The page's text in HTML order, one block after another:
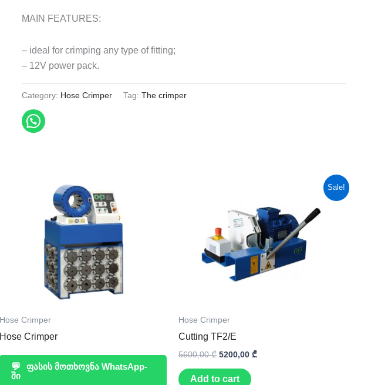
MAIN FEATURES:
– ideal for crimping any type of fitting;
– 12V power pack.
Category: Hose Crimper Tag: The crimper
Hose Crimper
Hose Crimper
💬
ფასის მოთხოვნა WhatsApp-
ში
Sale!
Hose Crimper
Cutting TF2/E
5600,00₾
5600,00 ₾.
5200,00 ₾
5200,00 ₾.
Add to cart